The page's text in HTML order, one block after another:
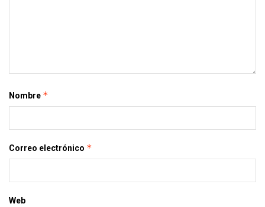
Nombre *
Correo electrónico *
Web